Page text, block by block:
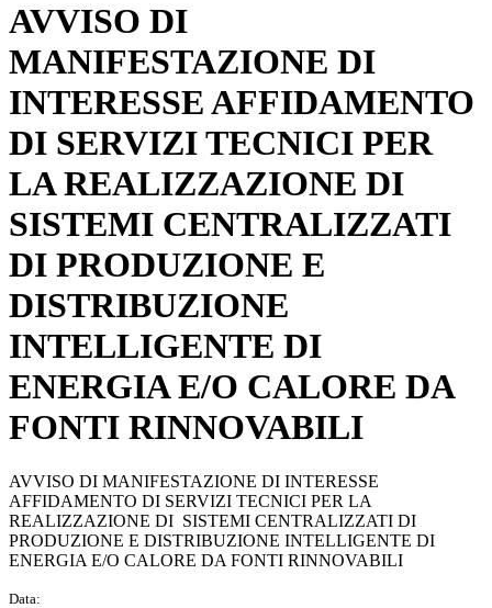
AVVISO DI
MANIFESTAZIONE DI
INTERESSE AFFIDAMENTO
DI SERVIZI TECNICI PER
LA REALIZZAZIONE DI
SISTEMI CENTRALIZZATI
DI PRODUZIONE E
DISTRIBUZIONE
INTELLIGENTE DI
ENERGIA E/O CALORE DA
FONTI RINNOVABILI
AVVISO DI MANIFESTAZIONE DI INTERESSE
AFFIDAMENTO DI SERVIZI TECNICI PER LA
REALIZZAZIONE DI SISTEMI CENTRALIZZATI DI
PRODUZIONE E DISTRIBUZIONE INTELLIGENTE DI
ENERGIA E/O CALORE DA FONTI RINNOVABILI
Data: